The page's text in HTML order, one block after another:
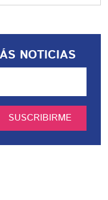
NOTICIAS
SUSCRIBIRME